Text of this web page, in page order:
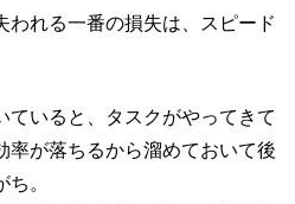
われる一番の損失は、スピード
ていると、タスクがやってきて
率が落ちるから溜めておいて後
。